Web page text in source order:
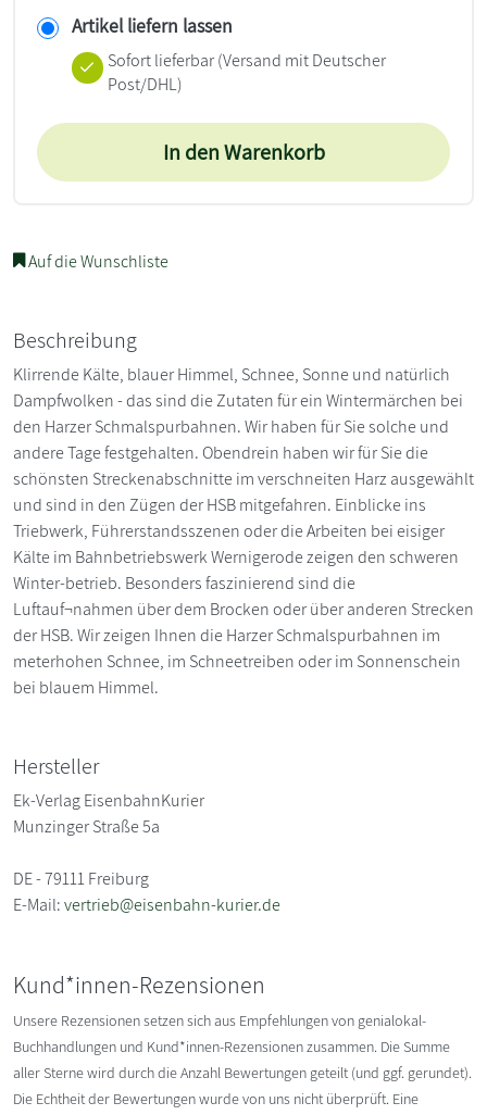
Artikel liefern lassen
Sofort lieferbar(Versand mit Deutscher
Post/DHL)
In den Warenkorb
Auf die Wunschliste
Beschreibung
Klirrende Kälte, blauer Himmel, Schnee, Sonne und natürlich
Dampfwolken - das sind die Zutaten für ein Wintermärchen bei
den Harzer Schmalspurbahnen. Wir haben für Sie solche und
andere Tage festgehalten. Obendrein haben wir für Sie die
schönsten Streckenabschnitte im verschneiten Harz ausgewählt
und sind in den Zügen der HSB mitgefahren. Einblicke ins
Triebwerk, Führerstandsszenen oder die Arbeiten bei eisiger
Kälte im Bahnbetriebswerk Wernigerode zeigen den schweren
Winter-betrieb. Besonders faszinierend sind die
Luftauf¬nahmen über dem Brocken oder über anderen Strecken
der HSB. Wir zeigen Ihnen die Harzer Schmalspurbahnen im
meterhohen Schnee, im Schneetreiben oder im Sonnenschein
bei blauem Himmel.
Hersteller
Ek-Verlag EisenbahnKurier
Munzinger Straße 5a
DE - 79111 Freiburg
E-Mail:vertrieb@eisenbahn-kurier.de
Kund*innen-Rezensionen
Unsere Rezensionen setzen sich aus Empfehlungen von genialokal-
Buchhandlungen und Kund*innen-Rezensionen zusammen. Die Summe
aller Sterne wird durch die Anzahl Bewertungen geteilt (und ggf. gerundet).
Die Echtheit der Bewertungen wurde von uns nicht überprüft. Eine